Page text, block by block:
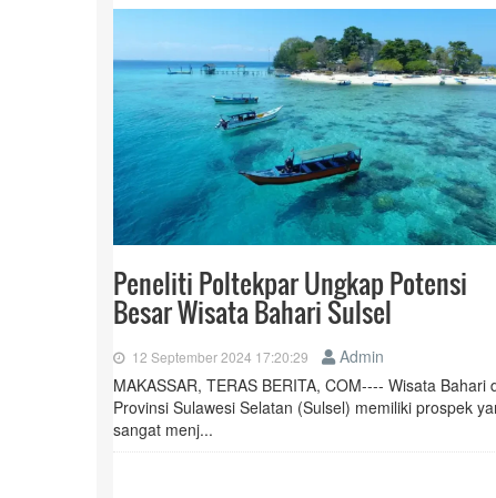
Peneliti Poltekpar Ungkap Potensi
Besar Wisata Bahari Sulsel
12 September 2024 17:20:29
Admin
MAKASSAR, TERAS BERITA, COM---- Wisata Bahari
Provinsi Sulawesi Selatan (Sulsel) memiliki prospek
sangat menj...